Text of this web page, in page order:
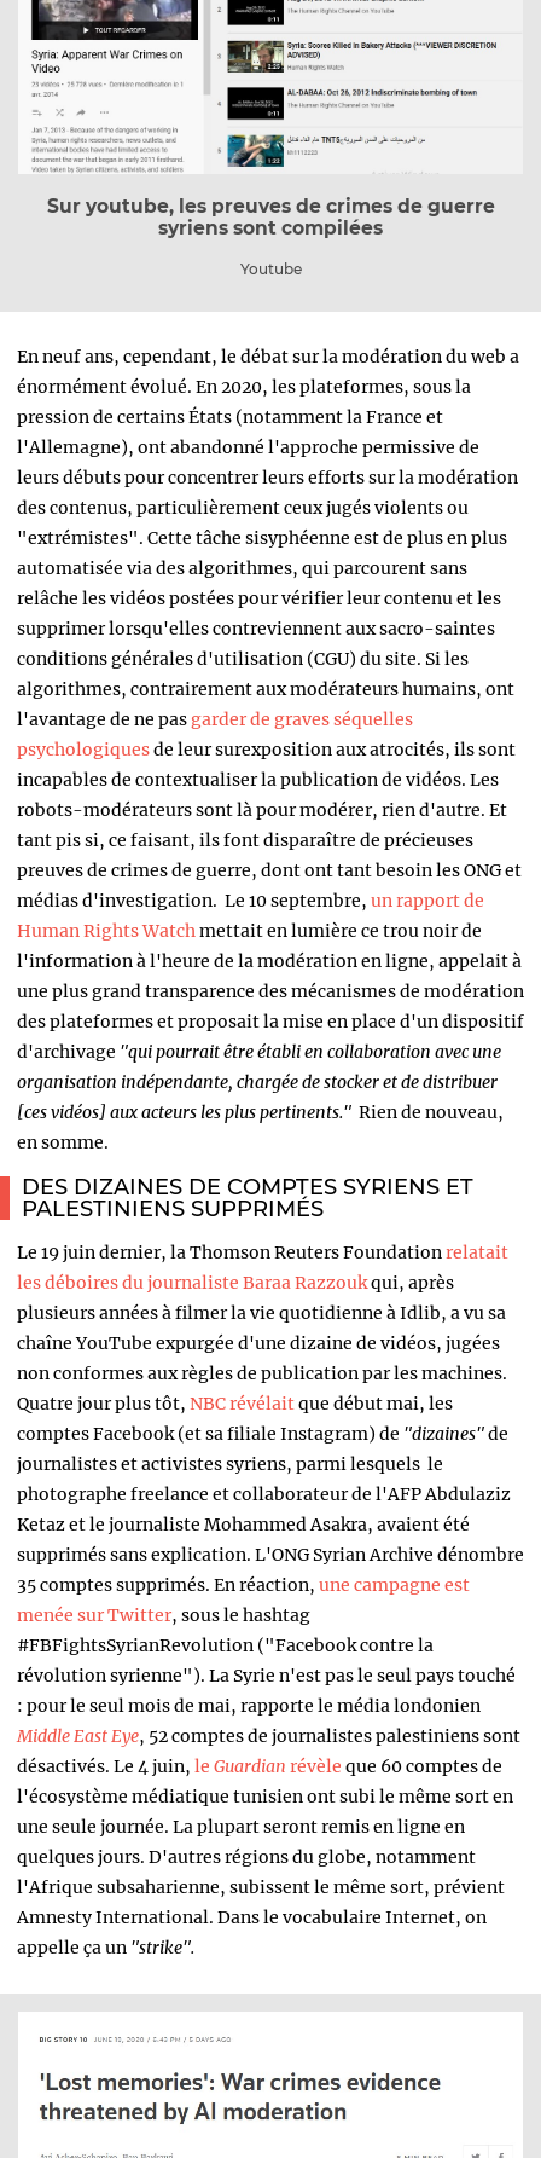
Sur youtube, les preuves de crimes de guerre
syriens sont compilées
Youtube
En neuf ans, cependant, le débat sur la modération du web a
énormément évolué. En 2020, les plateformes, sous la
pression de certains États (notamment la France et
l'Allemagne), ont abandonné l'approche permissive de
leurs débuts pour concentrer leurs efforts sur la modération
des contenus, particulièrement ceux jugés violents ou
"extrémistes". Cette tâche sisyphéenne est de plus en plus
automatisée via des algorithmes, qui parcourent sans
relâche les vidéos postées pour vérifier leur contenu et les
supprimer lorsqu'elles contreviennent aux sacro-saintes
conditions générales d'utilisation (CGU) du site. Si les
algorithmes, contrairement aux modérateurs humains, ont
l'avantage de ne pas garder de graves séquelles
psychologiquesde leur surexposition aux atrocités, ils sont
incapables de contextualiser la publication de vidéos. Les
robots-modérateurs sont là pour modérer, rien d'autre. Et
tant pis si, ce faisant, ils font disparaître de précieuses
preuves de crimes de guerre, dont ont tant besoin les ONG et
médias d'investigation. Le 10 septembre, un rapport de
Human Rights Watchmettait en lumière ce trou noir de
l'information à l'heure de la modération en ligne, appelait à
une plus grand transparence des mécanismes de modération
des plateformes et proposait la mise en place d'un dispositif
d'archivage "qui pourrait être établi en collaboration avec une
organisation indépendante, chargée de stocker et de distribuer
[ces vidéos] aux acteurs les plus pertinents." Rien de nouveau,
en somme.
DES DIZAINES DE COMPTES SYRIENS ET
PALESTINIENS SUPPRIMÉS
Le 19 juin dernier, la Thomson Reuters Foundationrelatait
les déboires du journaliste Baraa Razzoukqui, après
plusieurs années à filmer la vie quotidienne à Idlib, a vu sa
chaîne YouTube expurgée d'une dizaine de vidéos, jugées
non conformes aux règles de publication par les machines.
Quatre jour plus tôt, NBC révélaitque début mai, les
comptes Facebook (et sa filiale Instagram) de "dizaines"de
journalistes et activistes syriens, parmi lesquels le
photographe freelance et collaborateur de l'AFP Abdulaziz
Ketaz et le journaliste Mohammed Asakra, avaient été
supprimés sans explication. L'ONG Syrian Archive dénombre
35 comptes supprimés. En réaction, une campagne est
menée sur Twitter, sous le hashtag
#FBFightsSyrianRevolution ("Facebook contre la
révolution syrienne"). La Syrie n'est pas le seul pays touché
: pour le seul mois de mai, rapporte le média londonien
Middle East Eye, 52 comptes de journalistes palestiniens sont
désactivés. Le 4 juin, le Guardian révèle que 60 comptes de
l'écosystème médiatique tunisien ont subi le même sort en
une seule journée. La plupart seront remis en ligne en
quelques jours. D'autres régions du globe, notamment
l'Afrique subsaharienne, subissent le même sort, prévient
Amnesty International. Dans le vocabulaire Internet, on
appelle ça un "strike".